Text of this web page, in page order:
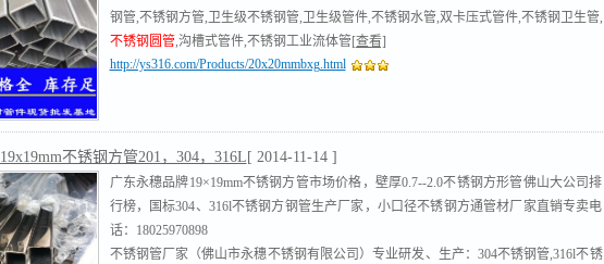
钢管,不锈钢方管,卫生级不锈钢管,卫生级管件,不锈钢水管,双卡压式管件,不锈钢卫生管,
不锈钢圆管,沟槽式管件,不锈钢工业流体管 [查看]
http://ys316.com/Products/20x20mmbxg.html
19x19mm不锈钢方管201，304，316L [ 2014-11-14 ]
广东永穗品牌19×19mm不锈钢方管市场价格，壁厚0.7--2.0不锈钢方形管佛山大公司排
行榜，国标304、316l不锈钢方钢管生产厂家，小口径不锈钢方通管材厂家直销专卖电
话：18025970898
不锈钢管厂家（佛山市永穗不锈钢有限公司）专业研发、生产：304不锈钢管,316l不锈